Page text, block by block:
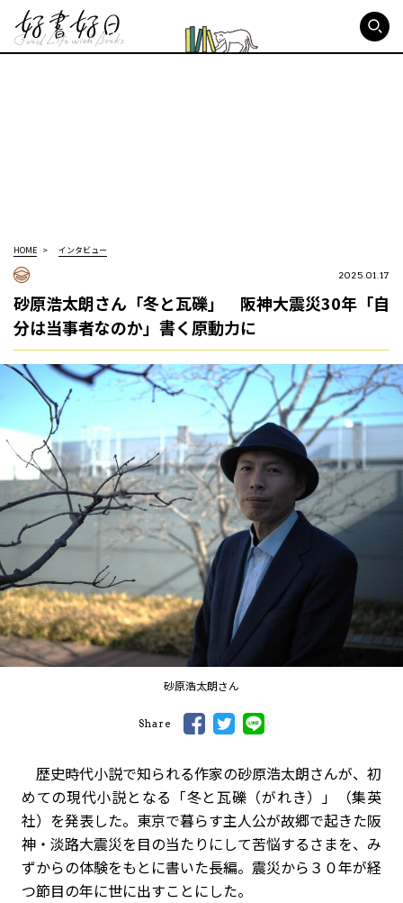
HOME インタビュー
2025.01.17
砂原浩太朗さん「冬と瓦礫」 阪神大震災30年「自
分は当事者なのか」書く原動力に
砂原浩太朗さん
Share
歴史時代小説で知られる作家の砂原浩太朗さんが、初
めての現代小説となる「冬と瓦礫（がれき）」（集英
社）を発表した。東京で暮らす主人公が故郷で起きた阪
神・淡路大震災を目の当たりにして苦悩するさまを、み
ずからの体験をもとに書いた長編。震災から３０年が経
つ節目の年に世に出すことにした。